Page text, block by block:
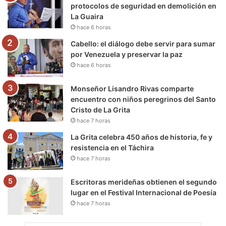
k
m
protocolos de seguridad en demolición en
La Guaira
hace 6 horas
Cabello: el diálogo debe servir para sumar
por Venezuela y preservar la paz
hace 6 horas
Monseñor Lisandro Rivas comparte
encuentro con niños peregrinos del Santo
Cristo de La Grita
hace 7 horas
La Grita celebra 450 años de historia, fe y
resistencia en el Táchira
hace 7 horas
Escritoras merideñas obtienen el segundo
lugar en el Festival Internacional de Poesía
hace 7 horas